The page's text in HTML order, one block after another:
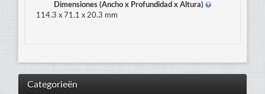
Dimensiones (Ancho x Profundidad x Altura)
114.3 x 71.1 x 20.3 mm
Categorieën